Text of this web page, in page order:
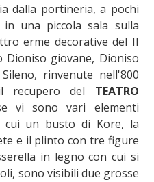
dalla portineria, a pochi
in una piccola sala sulla
erme decorative del II
Dioniso giovane, Dioniso
rinvenute nell'800
recupero del TEATRO
vi sono vari elementi
cui un busto di Kore, la
e il plinto con tre figure
in legno con cui si
sono visibili due grosse